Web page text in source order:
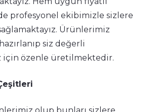
profesyonel ekibimizle sizlere
Ürünlerimiz
siz değerli
özenle üretilmektedir.